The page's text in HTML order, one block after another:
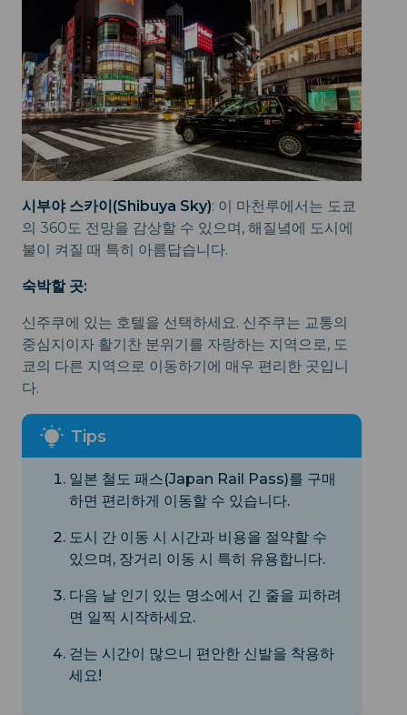
시부야 스카이(Shibuya Sky): 이 마천루에서는 도쿄
의 360도 전망을 감상할 수 있으며, 해질녘에 도시에
불이 켜질 때 특히 아름답습니다.
숙박할 곳:
신주쿠에 있는 호텔을 선택하세요. 신주쿠는 교통의
중심지이자 활기찬 분위기를 자랑하는 지역으로, 도
쿄의 다른 지역으로 이동하기에 매우 편리한 곳입니
다.
일본 철도 패스(Japan Rail Pass)를 구매
하면 편리하게 이동할 수 있습니다.
도시 간 이동 시 시간과 비용을 절약할 수
있으며, 장거리 이동 시 특히 유용합니다.
다음 날 인기 있는 명소에서 긴 줄을 피하려
면 일찍 시작하세요.
걷는 시간이 많으니 편안한 신발을 착용하
세요!